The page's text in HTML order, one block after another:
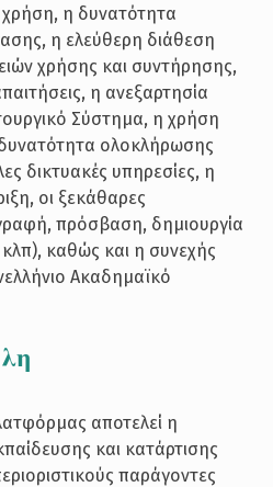
χρήση, η δυνατότητα
η ελεύθερη διάθεση
χρήσης και συντήρησης,
η ανεξαρτησία
Σύστημα, η χρήση
ολοκλήρωσης
δικτυακές υπηρεσίες, η
οι ξεκάθαρες
πρόσβαση, δημιουργία
καθώς και η συνεχής
Ακαδημαϊκό
αποτελεί η
και κατάρτισης
παράγοντες